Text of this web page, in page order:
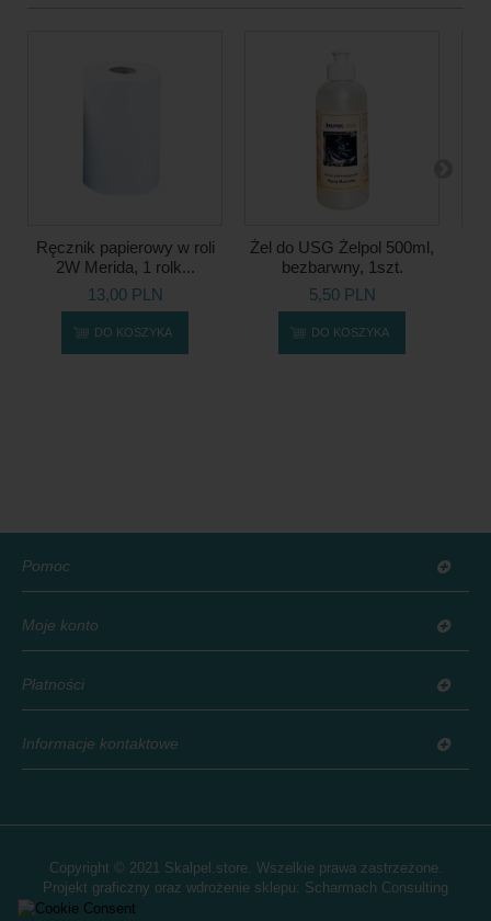
Ręcznik papierowy w roli
2W Merida, 1 rolk...
13,00 PLN
DO KOSZYKA
Żel do USG Żelpol 500ml,
bezbarwny, 1szt.
5,50 PLN
DO KOSZYKA
Pomoc
Moje konto
Płatności
Informacje kontaktowe
Copyright © 2021 Skalpel.store. Wszelkie prawa zastrzeżone.
Projekt graficzny oraz wdrożenie sklepu: Scharmach Consulting